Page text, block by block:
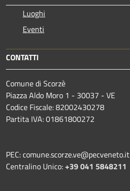
Luoghi
Eventi
CONTATTI
Comune di Scorzè
Piazza Aldo Moro 1 - 30037 - VE
Codice Fiscale: 82002430278
Partita IVA: 01861800272
PEC: comune.scorze.ve@pecveneto.it
Centralino Unico:+39 041 5848211